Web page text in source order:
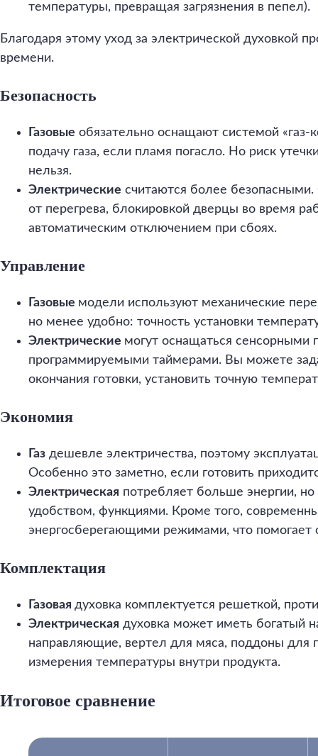
температуры, превращая загрязнения в пепел).
Благодаря этому уход за электрической духовкой
времени.
Безопасность
Газовые обязательно оснащают системой «газ-
подачу газа, если пламя погасло. Но риск
нельзя.
Электрические считаются более
от перегрева, блокировкой дверцы во время
автоматическим отключением при сбоях.
Управление
Газовые модели используют механические
но менее удобно: точность установки
Электрические могут оснащаться сенсорными
программируемыми таймерами. Вы можете
окончания готовки, установить точную
Экономия
Газ дешевле электричества, поэтому
Особенно это заметно, если готовить
Электрическая потребляет больше энергии,
удобством, функциями. Кроме того,
энергосберегающими режимами, что помогает
Комплектация
Газовая духовка комплектуется решеткой,
Электрическая духовка может иметь богатый
направляющие, вертел для мяса, поддоны для
измерения температуры внутри продукта.
Итоговое сравнение